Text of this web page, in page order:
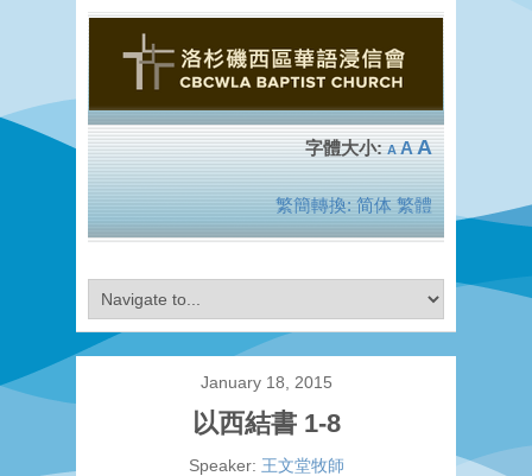
A A A
繁簡轉換: 简体 繁體
January 18, 2015
以西結書 1-8
Speaker: 王文堂牧師